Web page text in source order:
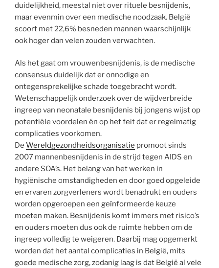
duidelijkheid, meestal niet over rituele besnijdenis,
maar evenmin over een medische noodzaak. België
scoort met 22,6% besneden mannen waarschijnlijk
ook hoger dan velen zouden verwachten.
Als het gaat om vrouwenbesnijdenis, is de medische
consensus duidelijk dat er onnodige en
ontegensprekelijke schade toegebracht wordt.
Wetenschappelijk onderzoek over de wijdverbreide
ingreep van neonatale besnijdenis bij jongens wijst op
potentiële voordelen én op het feit dat er regelmatig
complicaties voorkomen.
De Wereldgezondheidsorganisatie promoot sinds
2007 mannenbesnijdenis in de strijd tegen AIDS en
andere SOA’s. Het belang van het werken in
hygiënische omstandigheden en door goed opgeleide
en ervaren zorgverleners wordt benadrukt en ouders
worden opgeroepen een geïnformeerde keuze
moeten maken. Besnijdenis komt immers met risico’s
en ouders moeten dus ook de ruimte hebben om de
ingreep volledig te weigeren. Daarbij mag opgemerkt
worden dat het aantal complicaties in België, mits
goede medische zorg, zodanig laag is dat België al vele